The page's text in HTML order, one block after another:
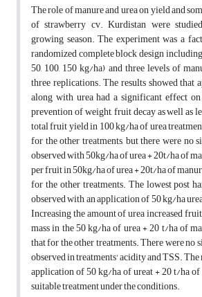
The role of manure and urea on yield and
of strawberry cv. Kurdistan were
growing season. The experiment was a
randomized complete block design
50, 100, 150 kg/ha) and three levels of
three replications. The results showed that
along with urea had a significant effect
prevention of weight, fruit decay as well as
total fruit yield in 100 kg/ha of urea
for the other treatments, but there were no
observed with 50kg/ha of urea + 20t/ha of
per fruit in 50kg/ha of urea + 20t/ha of
for the other treatments. The lowest post
observed with an application of 50 kg/ha
Increasing the amount of urea increased
mass in the 50 kg/ha of urea + 20 t/ha of
that for the other treatments. There were
observed in treatments' acidity and TSS. The
application of 50 kg/ha of ureat + 20 t/ha of
suitable treatment under the conditions.